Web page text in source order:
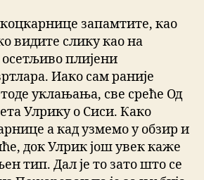
запамтите, као
видите слику као на
плијени
Иако сам раније
уклањања, све среће Од
Улрику о Сиси. Како
а кад узмемо у обзир и
док Улрик још увек каже
тип. Дал је то зато што се